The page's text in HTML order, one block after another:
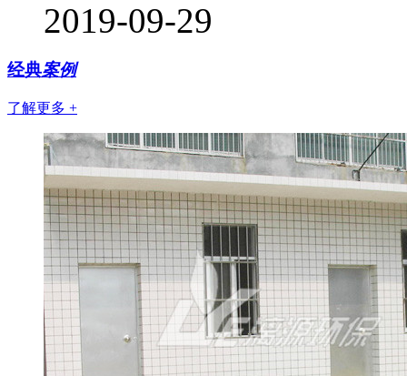
2019-09-29
经典案例
了解更多 +